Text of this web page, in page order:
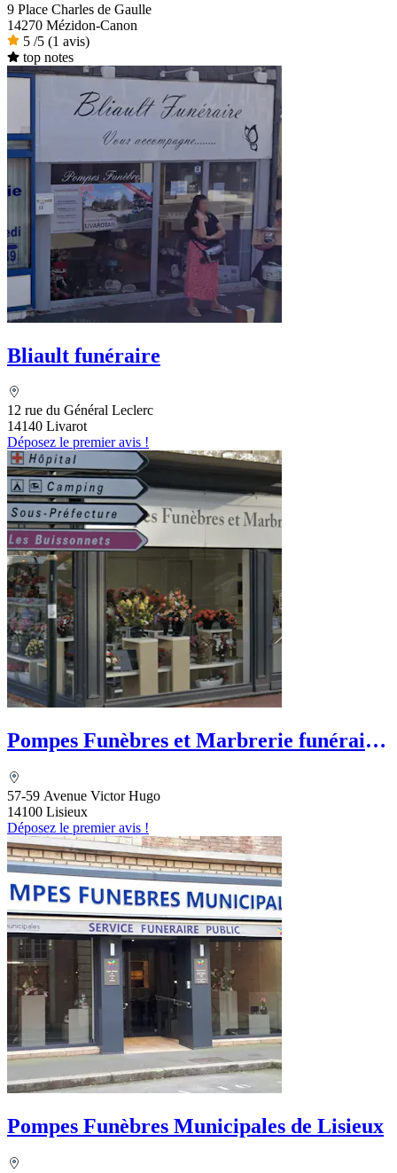
9 Place Charles de Gaulle
14270 Mézidon-Canon
5 /5 (1 avis)
top notes
Bliault funéraire
12 rue du Général Leclerc
14140 Livarot
Déposez le premier avis !
Pompes Funèbres et Marbrerie funéraire
57-59 Avenue Victor Hugo
14100 Lisieux
Déposez le premier avis !
Pompes Funèbres Municipales de Lisieux